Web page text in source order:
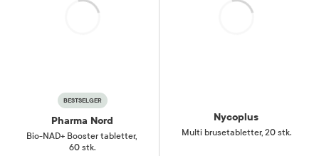
BESTSELGER
Pharma Nord
Bio-NAD+ Booster tabletter,
60 stk.
Nycoplus
Multi brusetabletter, 20 stk.